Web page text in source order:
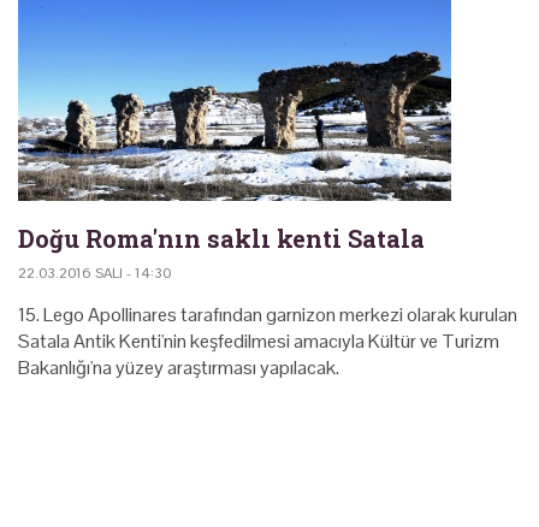
Doğu Roma'nın saklı kenti Satala
22.03.2016 SALI - 14:30
15. Lego Apollinares tarafından garnizon merkezi olarak kurulan
Satala Antik Kenti'nin keşfedilmesi amacıyla Kültür ve Turizm
Bakanlığı'na yüzey araştırması yapılacak.